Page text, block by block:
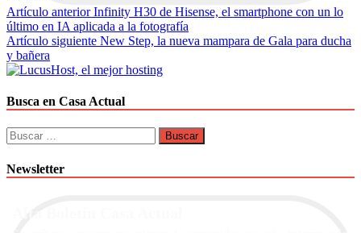
Navegación
de
entradas
Artículo anterior Infinity H30 de Hisense, el smartphone con un lo
último en IA aplicada a la fotografía
Artículo siguiente New Step, la nueva mampara de Gala para ducha
y bañera
Busca en Casa Actual
Buscar:
Newsletter